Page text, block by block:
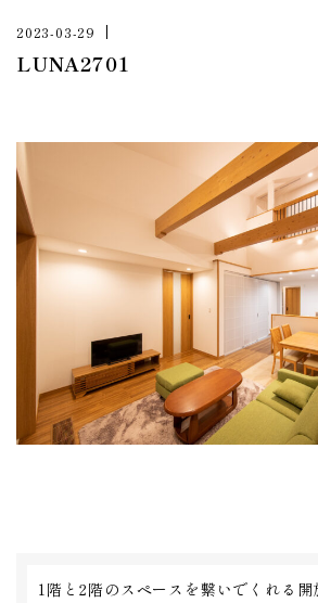
2023-03-29
LUNA2701
1階と2階のスペースを繋いでくれる開